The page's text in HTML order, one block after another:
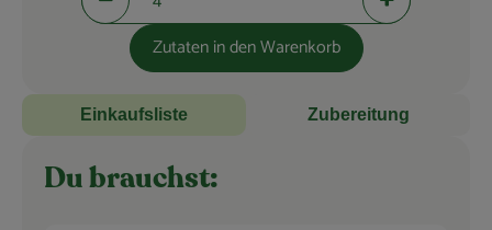
Portionen verringern (aktuell 4 Portionen ausgewählt)
Portionen
Zutaten in den Warenkorb
Einkaufsliste Zubereitung
Du brauchst: